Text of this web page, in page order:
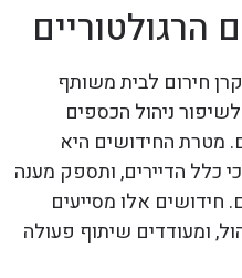
הרגולטוריים
חירום לבית משותף
לשיפור ניהול הכספים
מטרת החידושים היא
כלל הדיירים, ותספק מענה
חידושים אלו מסייעים
ומעודדים שיתוף פעולה